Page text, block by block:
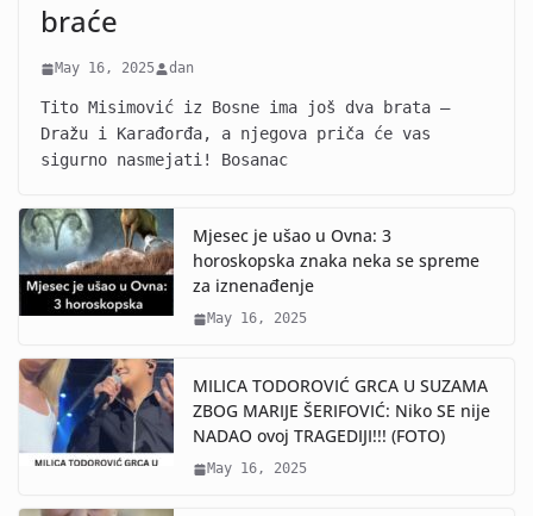
braće
May 16, 2025 dan
Tito Misimović iz Bosne ima još dva brata –
Dražu i Karađorđa, a njegova priča će vas
sigurno nasmejati! Bosanac
Mjesec je ušao u Ovna: 3
horoskopska znaka neka se spreme
za iznenađenje
May 16, 2025
MILICA TODOROVIĆ GRCA U SUZAMA
ZBOG MARIJE ŠERIFOVIĆ: Niko SE nije
NADAO ovoj TRAGEDIJI!!! (FOTO)
May 16, 2025